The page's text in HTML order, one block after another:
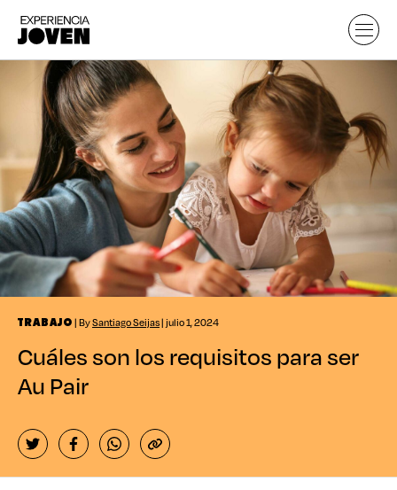
TRABAJO | BySantiago Seijas| julio 1, 2024
Cuáles son los requisitos para ser
Au Pair